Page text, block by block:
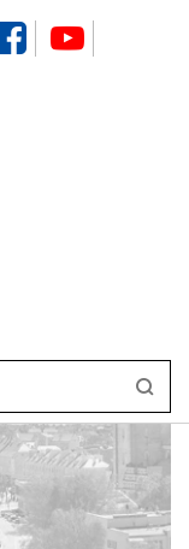
instagram